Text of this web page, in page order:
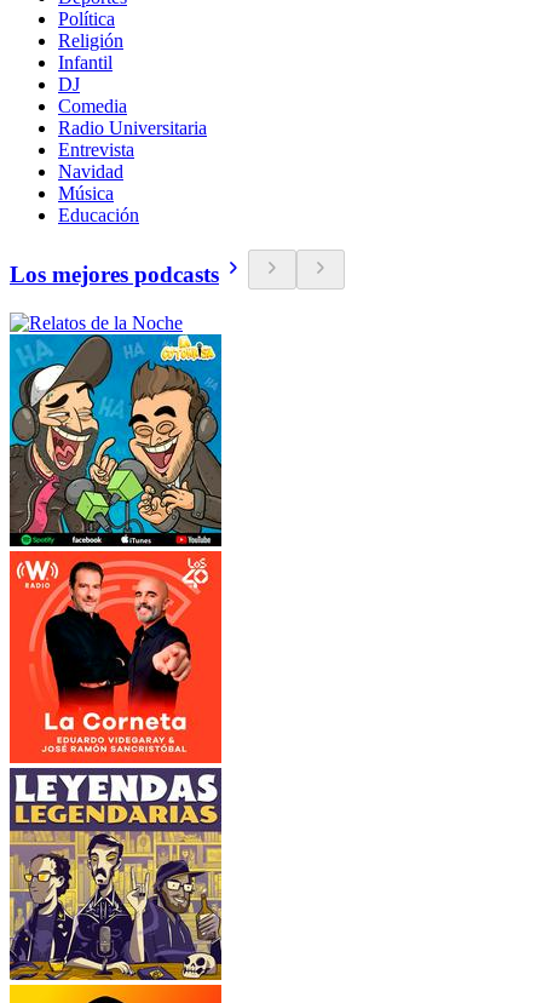
Política
Religión
Infantil
DJ
Comedia
Radio Universitaria
Entrevista
Navidad
Música
Educación
Los mejores podcasts